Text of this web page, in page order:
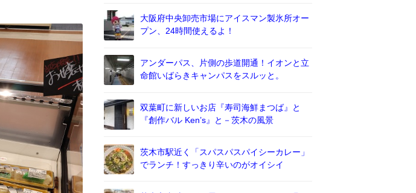
大阪府中央卸売市場にアイスマン製氷所オー
プン、24時間使えるよ！
アンダーパス、片側の歩道開通！イオンと立
命館いばらきキャンパスをスルッと。
双葉町に新しいお店『寿司海鮮まつば』と
『創作バル Ken’s』と－茨木の風景
茨木市駅近く「スパスパスパイシーカレー」
でランチ！すっきり辛いのがオイシイ